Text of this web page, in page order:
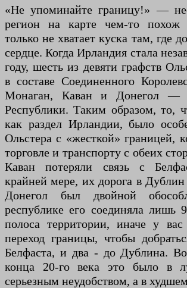
«Не упоминайте границу!» —
регион на карте чем-то похож
только не хватает куска там, где
сердце. Когда Ирландия стала
году, шесть из девяти графств
в составе Соединенного
Монаган, Каван и Донегол —
Республики. Таким образом, то,
как раздел Ирландии, было
Ольстера с «жесткой» границей,
торговле и транспорту с обеих
Каван потеряли связь с
крайней мере, их дорога в
Донегол был двойной
республике его соединяла лишь
полоса территории, иначе у
переход границы, чтобы
Белфаста, и два - до Дублина.
конца 20-го века это было в
серьезным неудобством, а в